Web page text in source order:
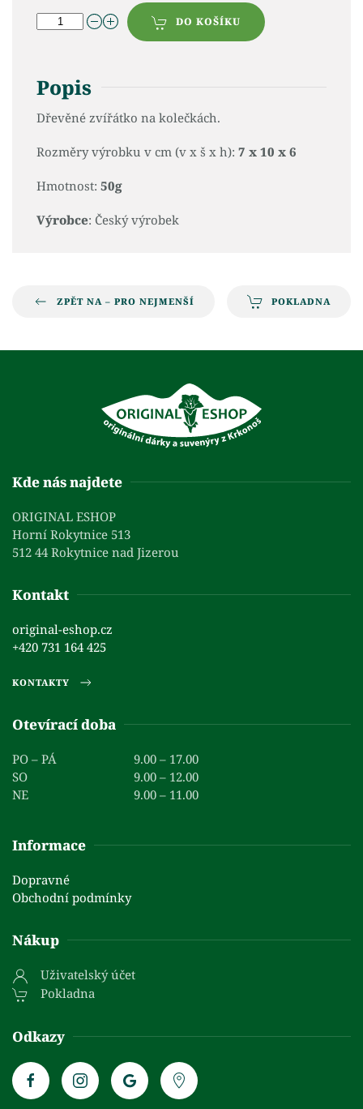
DO KOŠÍKU
Popis
Dřevěné zvířátko na kolečkách.
Rozměry výrobku v cm (v x š x h): 7 x 10 x 6
Hmotnost: 50g
Výrobce: Český výrobek
ZPĚT NA – PRO NEJMENŠÍ POKLADNA
Kde nás najdete
ORIGINAL ESHOP
Horní Rokytnice 513
512 44 Rokytnice nad Jizerou
Kontakt
original-eshop.cz
+420 731 164 425
KONTAKTY
Otevírací doba
PO – PÁ
9.00 – 17.00
SO
9.00 – 12.00
NE
9.00 – 11.00
Informace
Dopravné
Obchodní podmínky
Nákup
Uživatelský účet
Pokladna
Odkazy